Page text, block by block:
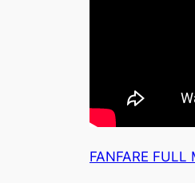
FANFARE FULL